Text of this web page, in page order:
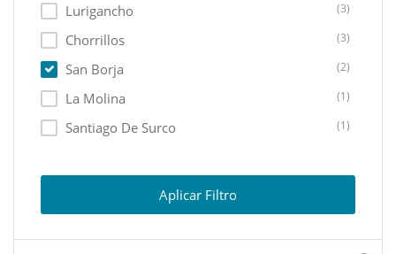
Lurigancho (3)
Chorrillos (3)
San Borja (2)
La Molina (1)
Santiago De Surco (1)
Ate (1)
Ancon (1)
Aplicar Filtro